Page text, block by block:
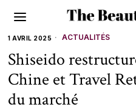
1 AVRIL 2025 ACTUALITÉS
Shiseido
Chine et Travel
du marché